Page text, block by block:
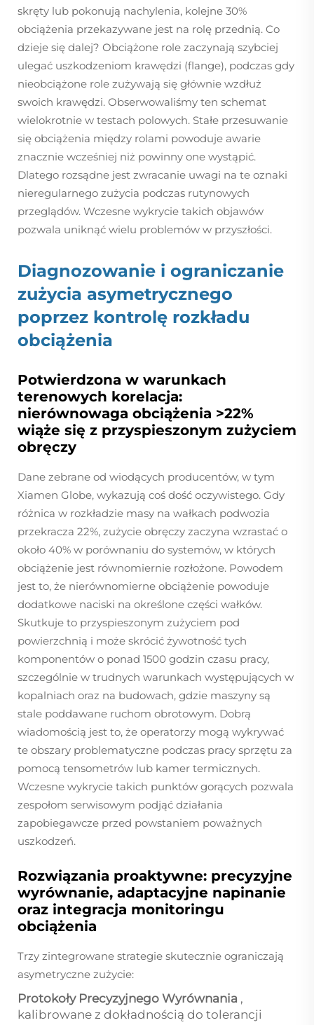
skręty lub pokonują nachylenia, kolejne 30%
obciążenia przekazywane jest na rolę przednią. Co
dzieje się dalej? Obciążone role zaczynają szybciej
ulegać uszkodzeniom krawędzi (flange), podczas gdy
nieobciążone role zużywają się głównie wzdłuż
swoich krawędzi. Obserwowaliśmy ten schemat
wielokrotnie w testach polowych. Stałe przesuwanie
się obciążenia między rolami powoduje awarie
znacznie wcześniej niż powinny one wystąpić.
Dlatego rozsądne jest zwracanie uwagi na te oznaki
nieregularnego zużycia podczas rutynowych
przeglądów. Wczesne wykrycie takich objawów
pozwala uniknąć wielu problemów w przyszłości.
Diagnozowanie i ograniczanie
zużycia asymetrycznego
poprzez kontrolę rozkładu
obciążenia
Potwierdzona w warunkach
terenowych korelacja:
nierównowaga obciążenia >22%
wiąże się z przyspieszonym zużyciem
obręczy
Dane zebrane od wiodących producentów, w tym
Xiamen Globe, wykazują coś dość oczywistego. Gdy
różnica w rozkładzie masy na wałkach podwozia
przekracza 22%, zużycie obręczy zaczyna wzrastać o
około 40% w porównaniu do systemów, w których
obciążenie jest równomiernie rozłożone. Powodem
jest to, że nierównomierne obciążenie powoduje
dodatkowe naciski na określone części wałków.
Skutkuje to przyspieszonym zużyciem pod
powierzchnią i może skrócić żywotność tych
komponentów o ponad 1500 godzin czasu pracy,
szczególnie w trudnych warunkach występujących w
kopalniach oraz na budowach, gdzie maszyny są
stale poddawane ruchom obrotowym. Dobrą
wiadomością jest to, że operatorzy mogą wykrywać
te obszary problematyczne podczas pracy sprzętu za
pomocą tensometrów lub kamer termicznych.
Wczesne wykrycie takich punktów gorących pozwala
zespołom serwisowym podjąć działania
zapobiegawcze przed powstaniem poważnych
uszkodzeń.
Rozwiązania proaktywne: precyzyjne
wyrównanie, adaptacyjne napinanie
oraz integracja monitoringu
obciążenia
Trzy zintegrowane strategie skutecznie ograniczają
asymetryczne zużycie:
Protokoły Precyzyjnego Wyrównania ,
kalibrowane z dokładnością do tolerancji